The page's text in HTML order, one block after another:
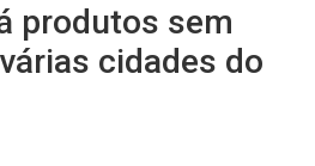
produtos sem
cidades do